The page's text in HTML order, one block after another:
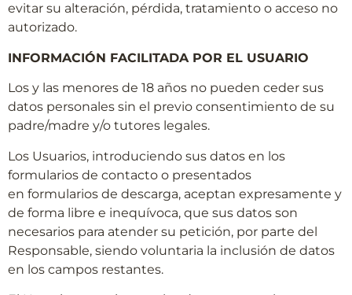
evitar su alteración, pérdida, tratamiento o acceso no
autorizado.
INFORMACIÓN FACILITADA POR EL USUARIO
Los y las menores de 18 años no pueden ceder sus
datos personales sin el previo consentimiento de su
padre/madre y/o tutores legales.
Los Usuarios, introduciendo sus datos en los
formularios de contacto o presentados
en formularios de descarga, aceptan expresamente y
de forma libre e inequívoca, que sus datos son
necesarios para atender su petición, por parte del
Responsable, siendo voluntaria la inclusión de datos
en los campos restantes.